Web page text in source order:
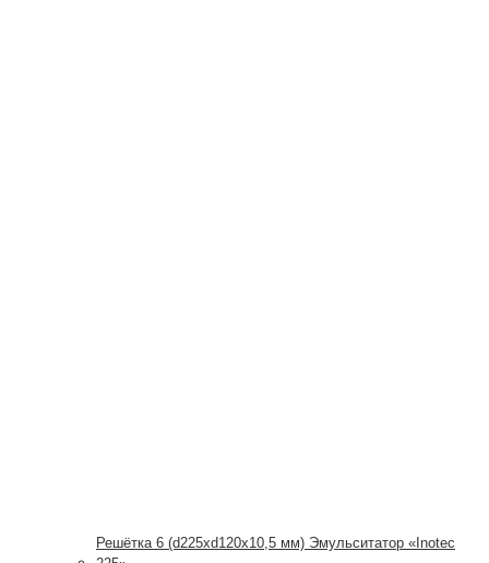
Решётка 6 (d225xd120x10,5 мм) Эмульситатор «Inotec